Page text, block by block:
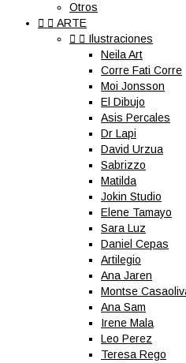
Otros
  ARTE
  Ilustraciones
Neila Art
Corre Fati Corre
Moi Jonsson
El Dibujo
Asis Percales
Dr Lapi
David Urzua
Sabrizzo
Matilda
Jokin Studio
Elene Tamayo
Sara Luz
Daniel Cepas
Artilegio
Ana Jaren
Montse
Ana Sam
Irene Mala
Leo Perez
Teresa Rego